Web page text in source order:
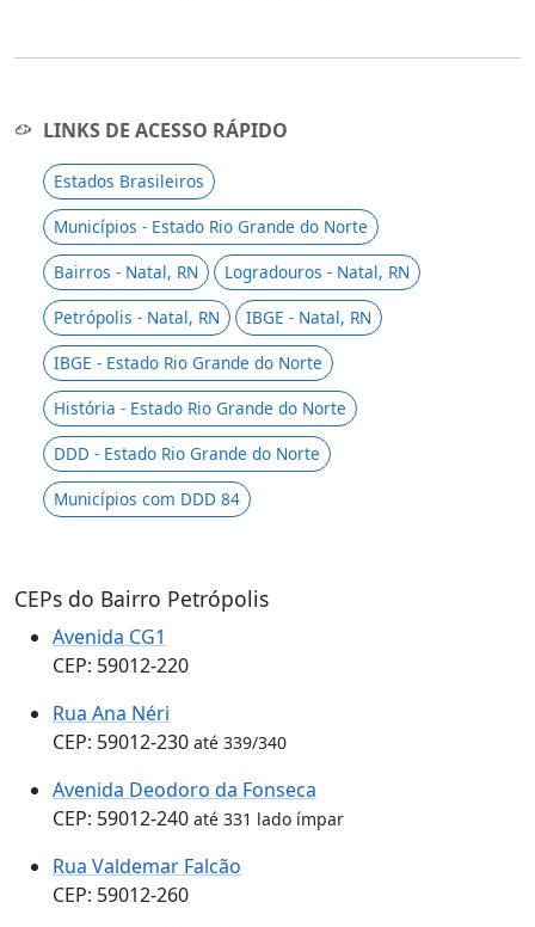
LINKS DE ACESSO RÁPIDO
Estados Brasileiros
Municípios - Estado Rio Grande do Norte
Bairros - Natal, RN
Logradouros - Natal, RN
Petrópolis - Natal, RN
IBGE - Natal, RN
IBGE - Estado Rio Grande do Norte
História - Estado Rio Grande do Norte
DDD - Estado Rio Grande do Norte
Municípios com DDD 84
CEPs do Bairro Petrópolis
Avenida CG1
CEP: 59012-220
Rua Ana Néri
CEP: 59012-230 até 339/340
Avenida Deodoro da Fonseca
CEP: 59012-240 até 331 lado ímpar
Rua Valdemar Falcão
CEP: 59012-260